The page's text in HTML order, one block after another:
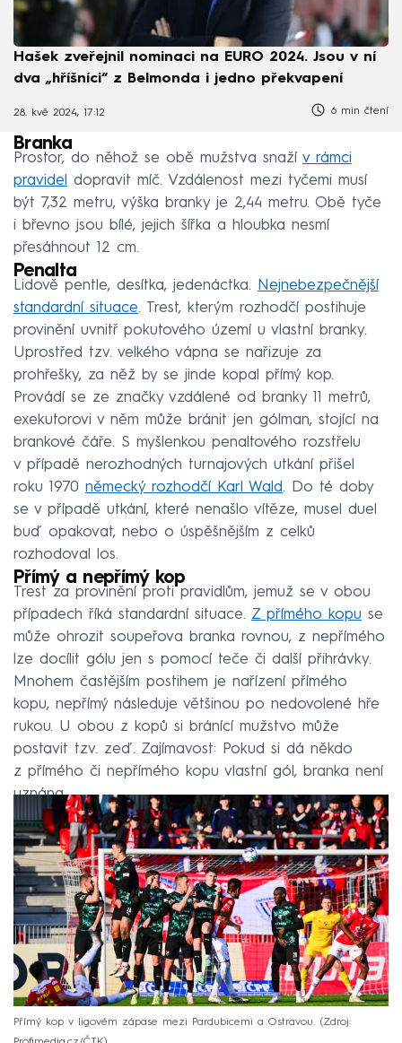
Hašek zveřejnil nominaci na EURO 2024. Jsou v ní
dva „hříšníci“ z Belmonda i jedno překvapení
28. kvě 2024, 17:12 6 min čtení
Branka
Prostor, do něhož se obě mužstva snaží v rámci
pravidel
dopravit míč. Vzdálenost mezi tyčemi musí
být 7,32 metru, výška branky je 2,44 metru. Obě tyče
i břevno jsou bílé, jejich šířka a hloubka nesmí
přesáhnout 12 cm.
Penalta
Lidově pentle, desítka, jedenáctka. Nejnebezpečnější
standardní situace. Trest, kterým rozhodčí postihuje
provinění uvnitř pokutového území u vlastní branky.
Uprostřed tzv. velkého vápna se nařizuje za
prohřešky, za něž by se jinde kopal přímý kop.
Provádí se ze značky vzdálené od branky 11 metrů,
exekutorovi v něm může bránit jen gólman, stojící na
brankové čáře. S myšlenkou penaltového rozstřelu
v případě nerozhodných turnajových utkání přišel
roku 1970 německý rozhodčí Karl Wald. Do té doby
se v případě utkání, které nenašlo vítěze, musel duel
buď opakovat, nebo o úspěšnějším z celků
rozhodoval los.
Přímý a nepřímý kop
Trest za provinění proti pravidlům, jemuž se v obou
případech říká standardní situace. Z přímého kopu se
může ohrozit soupeřova branka rovnou, z nepřímého
lze docílit gólu jen s pomocí teče či další přihrávky.
Mnohem častějším postihem je nařízení přímého
kopu, nepřímý následuje většinou po nedovolené hře
rukou. U obou z kopů si bránící mužstvo může
postavit tzv. zeď. Zajímavost: Pokud si dá někdo
z přímého či nepřímého kopu vlastní gól, branka není
uznána.
Přímý kop v ligovém zápase mezi Pardubicemi a Ostravou.
Zdroj: